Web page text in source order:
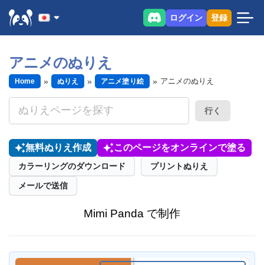
ログイン 登録
アニメのぬりえ
Home ぬりえ アニメ塗り絵 アニメのぬりえ
行く
無料ぬりえ作成 このページをオンラインで塗る
カラーリングのダウンロード プリントぬりえ
メールで送信
Mimi Panda で制作